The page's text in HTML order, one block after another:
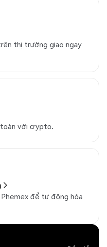
thị trường giao ngay
với crypto.
để tự động hóa